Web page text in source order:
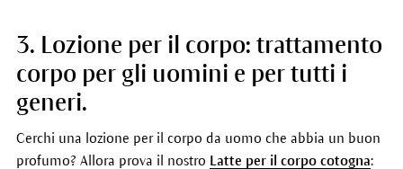
3. Lozione per il corpo: trattamento
corpo per gli uomini e per tutti i
generi.
Cerchi una lozione per il corpo da uomo che abbia un buon
profumo? Allora prova il nostro Latte per il corpo cotogna: